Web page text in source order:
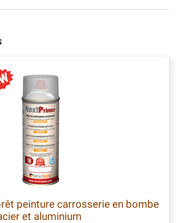
peinture carrosserie en bombe
et aluminium